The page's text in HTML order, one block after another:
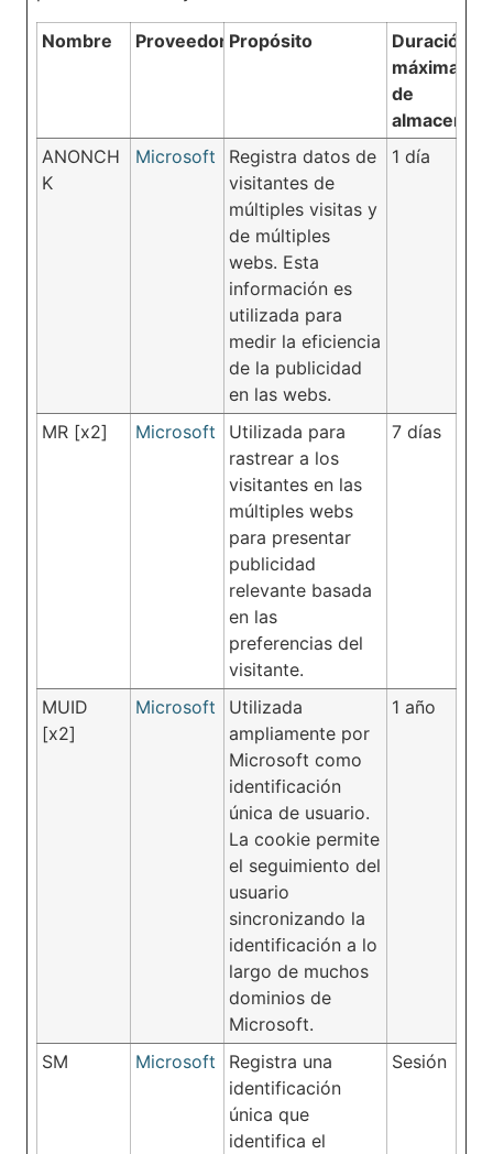
Nombre Proveedor Propósito
Duración
máxima
de
ANONCH
K
Microsoft
Registra datos de
visitantes de
múltiples visitas y
de múltiples
webs. Esta
información es
utilizada para
medir la eficiencia
de la publicidad
en las webs.
1 día
MR [x2] Microsoft
Utilizada para
rastrear a los
visitantes en las
múltiples webs
para presentar
publicidad
relevante basada
en las
preferencias del
visitante.
7 días
MUID
[x2]
Microsoft
Utilizada
ampliamente por
Microsoft como
identificación
única de usuario.
La cookie permite
el seguimiento del
usuario
sincronizando la
identificación a lo
largo de muchos
dominios de
Microsoft.
1 año
SM Microsoft
Registra una
identificación
única que
identifica el
Sesión